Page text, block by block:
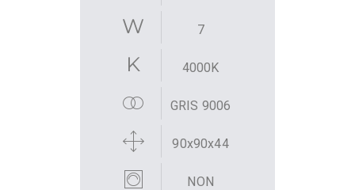
7
4000K
GRIS 9006
90x90x44
NON